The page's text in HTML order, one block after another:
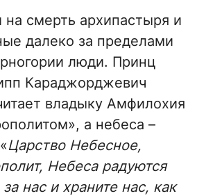
на смерть архипастыря и
далеко за пределами
люди. Принц
Караджорджевич
владыку Амфилохия
а небеса –
Царство Небесное,
Небеса радуются
нас и храните нас, как